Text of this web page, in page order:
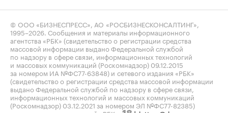
© ООО «БИЗНЕСПРЕСС», АО «РОСБИЗНЕСКОНСАЛТИНГ»,
1995–2026 . Сообщения и материалы информационного
агентства «РБК» (свидетельство о регистрации средства
массовой информации выдано Федеральной службой
по надзору в сфере связи, информационных технологий
и массовых коммуникаций (Роскомнадзор) 09.12.2015
за номером ИА №ФС77-63848) и сетевого издания «РБК»
(свидетельство о регистрации средства массовой информации
выдано Федеральной службой по надзору в сфере связи,
информационных технологий и массовых коммуникаций
(Роскомнадзор) 03.12.2021 за номером ЭЛ №ФС77-82385)